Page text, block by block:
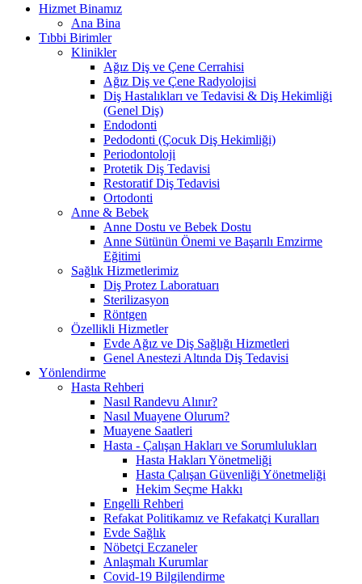
Hizmet Binamız
Ana Bina
Tıbbi Birimler
Klinikler
Ağız Diş ve Çene Cerrahisi
Ağız Diş ve Çene Radyolojisi
Diş Hastalıkları ve Tedavisi & Diş Hekimliği
(Genel Diş)
Endodonti
Pedodonti (Çocuk Diş Hekimliği)
Periodontoloji
Protetik Diş Tedavisi
Restoratif Diş Tedavisi
Ortodonti
Anne & Bebek
Anne Dostu ve Bebek Dostu
Anne Sütünün Önemi ve Başarılı Emzirme
Eğitimi
Sağlık Hizmetlerimiz
Diş Protez Laboratuarı
Sterilizasyon
Röntgen
Özellikli Hizmetler
Evde Ağız ve Diş Sağlığı Hizmetleri
Genel Anestezi Altında Diş Tedavisi
Yönlendirme
Hasta Rehberi
Nasıl Randevu Alınır?
Nasıl Muayene Olurum?
Muayene Saatleri
Hasta - Çalışan Hakları ve Sorumlulukları
Hasta Hakları Yönetmeliği
Hasta Çalışan Güvenliği Yönetmeliği
Hekim Seçme Hakkı
Engelli Rehberi
Refakat Politikamız ve Refakatçi Kuralları
Evde Sağlık
Nöbetçi Eczaneler
Anlaşmalı Kurumlar
Covid-19 Bilgilendirme